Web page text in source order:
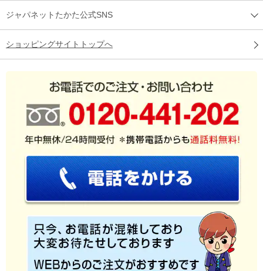
ジャパネットたかた公式SNS
ショッピングサイトトップへ